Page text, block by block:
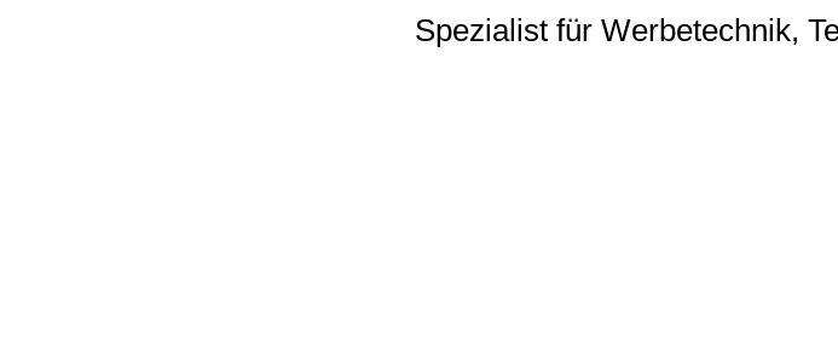
Spezialist für Werbetechnik,